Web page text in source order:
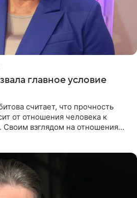
главное условие
считает, что прочность
от отношения человека к
взглядом на отношения